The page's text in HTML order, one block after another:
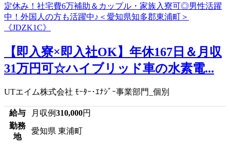
【即入寮×即入社OK】年休167日＆月収
31万円可☆ハイブリッド車の水素電...
UTエイム株式会社 ﾓｰﾀｰ･ｴﾅｼﾞｰ事業部門_個別
給与 月収例310,000円
勤務
地
愛知県 東浦町